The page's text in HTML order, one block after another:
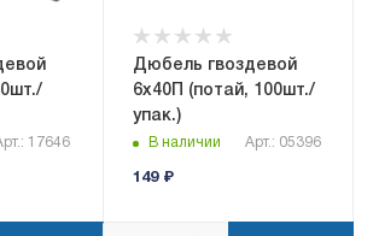
17646
Дюбель гвоздевой
6x40П (потай, 100шт./
упак.)
В наличии Арт.: 05396
149₽